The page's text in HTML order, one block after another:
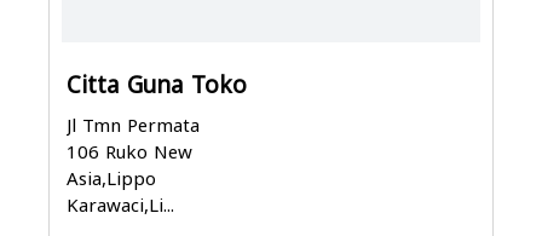
Citta Guna Toko
Jl Tmn Permata
106 Ruko New
Asia,Lippo
Karawaci,Li...